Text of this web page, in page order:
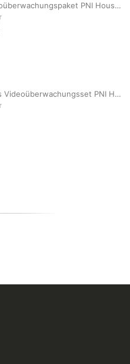
AHD-Videoüberwachungspaket PNI House AHD880, 8 Kanäle, 5 MP – DVR/NVR und 2 Außenkameras AHD25, 5 MP, Kuppel, IP66
Drahtloses Videoüberwachungsset PNI House WiFi800 NVR und 4 PNI IP840-Außenkameras, 8 MP, 4K, IP65